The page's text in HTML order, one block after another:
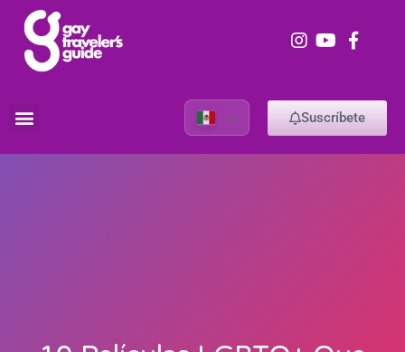
Suscríbete